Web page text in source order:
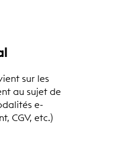
sur les
au sujet de
e-
CGV, etc.)